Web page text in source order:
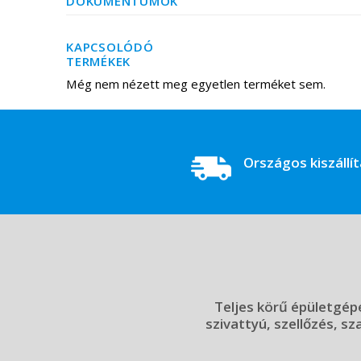
KAPCSOLÓDÓ
TERMÉKEK
Még nem nézett meg egyetlen terméket sem.
Országos
Teljes körű
szivattyú, szellőzés,